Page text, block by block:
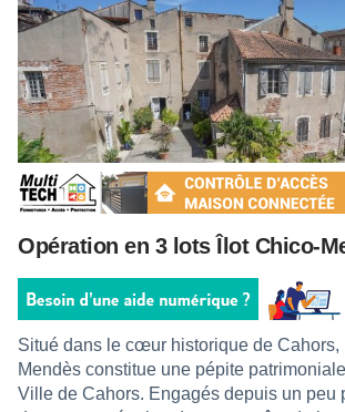
Opération en 3 lots Îlot Chico-
Situé dans le cœur historique de Cahors,
Mendès constitue une pépite
Ville de Cahors. Engagés depuis un peu